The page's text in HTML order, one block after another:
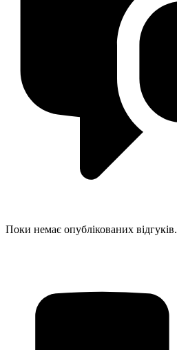
Поки немає опублікованих відгуків.